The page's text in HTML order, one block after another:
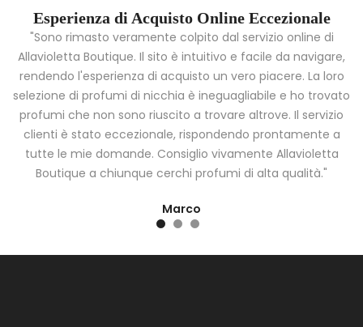
Esperienza di Acquisto Online Eccezionale
"Sono rimasto veramente colpito dal servizio online di
Allavioletta Boutique. Il sito è intuitivo e facile da navigare,
rendendo l'esperienza di acquisto un vero piacere. La loro
selezione di profumi di nicchia è ineguagliabile e ho trovato
profumi che non sono riuscito a trovare altrove. Il servizio
clienti è stato eccezionale, rispondendo prontamente a
tutte le mie domande. Consiglio vivamente Allavioletta
Boutique a chiunque cerchi profumi di alta qualità."
Marco